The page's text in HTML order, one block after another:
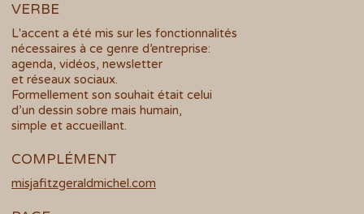
VERBE
L'accent a été mis sur les fonctionnalités
nécessaires à ce genre d’entreprise:
agenda, vidéos, newsletter
et réseaux sociaux.
Formellement son souhait était celui
d’un dessin sobre mais humain,
simple et accueillant.
COMPLÉMENT
misjafitzgeraldmichel.com